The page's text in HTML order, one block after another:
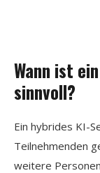
Wann ist
sinnvoll?
Ein hybrides KI-
Teilnehmenden
weitere